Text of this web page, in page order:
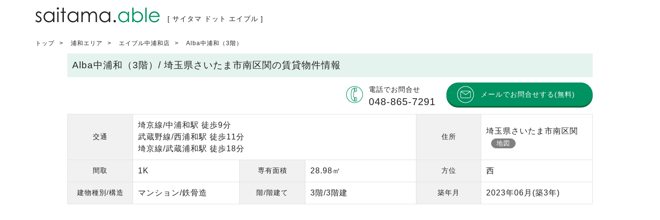
[ サイタマ ドット エイブル ]
トップ 浦和エリア エイブル中浦和店 Alba中浦和（3階）
Alba中浦和（3階）/ 埼玉県さいたま市南区関の賃貸物件情報
電話でお問合せ
048-865-7291
メールでお問合せする(無料)
交通
埼京線/中浦和駅 徒歩9分
武蔵野線/西浦和駅 徒歩11分
埼京線/武蔵浦和駅 徒歩18分
住所
埼玉県さいたま市南区関
地図
間取 1K 専有面積 28.98㎡ 方位 西
建物種別/構造 マンション/鉄骨造 階/階建て 3階/3階建 築年月 2023年06月 (築3年)